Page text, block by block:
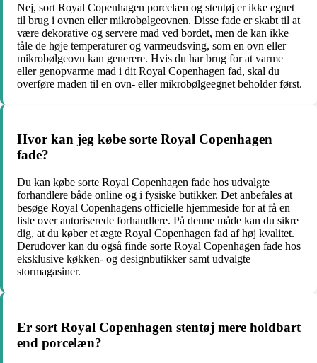
Nej, sort Royal Copenhagen porcelæn og stentøj er ikke egnet
til brug i ovnen eller mikrobølgeovnen. Disse fade er skabt til at
være dekorative og servere mad ved bordet, men de kan ikke
tåle de høje temperaturer og varmeudsving, som en ovn eller
mikrobølgeovn kan generere. Hvis du har brug for at varme
eller genopvarme mad i dit Royal Copenhagen fad, skal du
overføre maden til en ovn- eller mikrobølgeegnet beholder først.
Hvor kan jeg købe sorte Royal Copenhagen
fade?
Du kan købe sorte Royal Copenhagen fade hos udvalgte
forhandlere både online og i fysiske butikker. Det anbefales at
besøge Royal Copenhagens officielle hjemmeside for at få en
liste over autoriserede forhandlere. På denne måde kan du sikre
dig, at du køber et ægte Royal Copenhagen fad af høj kvalitet.
Derudover kan du også finde sorte Royal Copenhagen fade hos
eksklusive køkken- og designbutikker samt udvalgte
stormagasiner.
Er sort Royal Copenhagen stentøj mere holdbart
end porcelæn?